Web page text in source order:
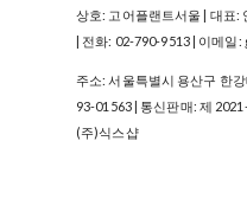
상호: 고어플랜트서울 | 대표:
| 전화: 02-790-9513 | 이메
주소: 서울특별시 용산구 한
93-01563| 통신판매: 제
(주)식스샵